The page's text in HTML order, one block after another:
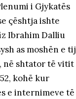
i Gjykatës
çështja ishte
Ibrahim Dalliu
as moshën e tij
në shtator të vitit
kohë kur
e internimeve të